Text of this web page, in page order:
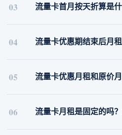
03 流量卡首月按天折算是
04 流量卡优惠期结束后月
05 流量卡优惠月租和原价
06 流量卡月租是固定的吗